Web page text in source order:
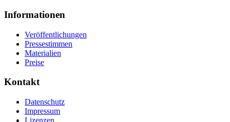
Informationen
Veröffentlichungen
Pressestimmen
Materialien
Preise
Kontakt
Datenschutz
Impressum